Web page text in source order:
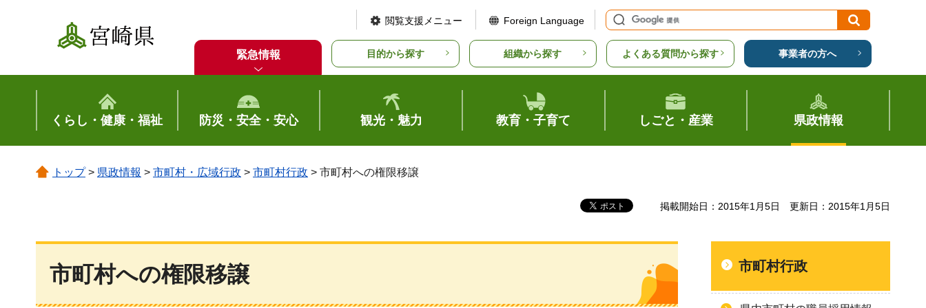
宮崎県
閲覧支援メニュー Foreign Language
緊急情報 目的から探す 組織から探す よくある質問から探す 事業者の方へ
くらし・健康・福祉 防災・安全・安心 観光・魅力 教育・子育て しごと・産業 県政情報
トップ> 県政情報 > 市町村・広域行政 > 市町村行政 > 市町村への権限移譲
掲載開始日：2015年1月5日 更新日：2015年1月5日
市町村への権限移譲 市町村行政